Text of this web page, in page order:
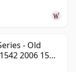
- Old
2006 15